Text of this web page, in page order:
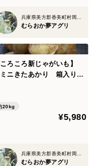
むらおか夢アグリ
ころころ新じゃがいも】
ミニきたあかり 箱入り２
！ 新じゃが！
20kg
¥5,980
兵庫県美方郡香美町村岡区原
むらおか夢アグリ